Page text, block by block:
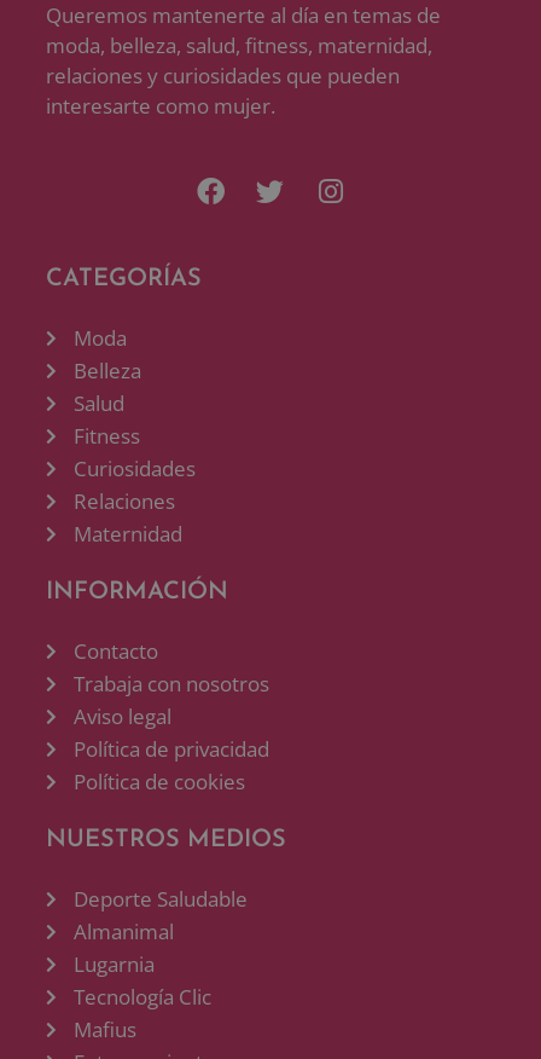
Queremos mantenerte al día en temas de
moda, belleza, salud, fitness, maternidad,
relaciones y curiosidades que pueden
interesarte como mujer.
CATEGORÍAS
Moda
Belleza
Salud
Fitness
Curiosidades
Relaciones
Maternidad
INFORMACIÓN
Contacto
Trabaja con nosotros
Aviso legal
Política de privacidad
Política de cookies
NUESTROS MEDIOS
Deporte Saludable
Almanimal
Lugarnia
Tecnología Clic
Mafius